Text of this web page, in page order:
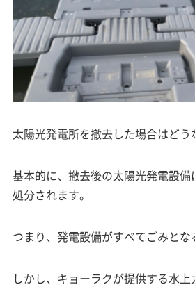
太陽光発電所を撤去した場合はどう
基本的に、撤去後の太陽光発電設備
処分されます。
つまり、発電設備がすべてごみとな
しかし、キョーラクが提供する水